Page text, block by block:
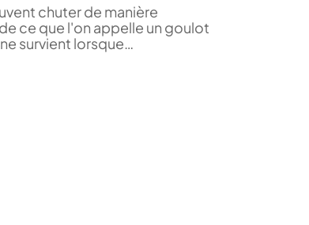
chuter de manière
ce que l'on appelle un goulot
survient lorsque…